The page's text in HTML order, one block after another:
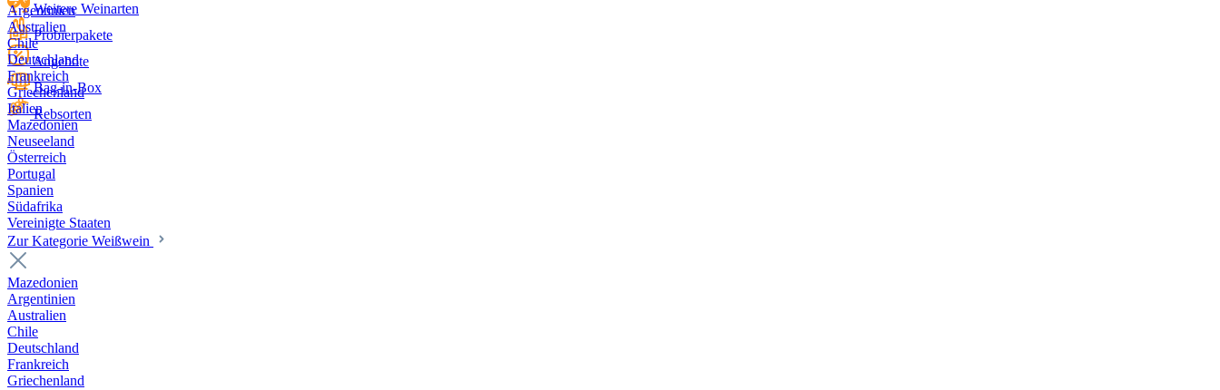
Weitere Weinarten
Probierpakete
Angebote
Bag-in-Box
Rebsorten
Argentinien
Australien
Chile
Deutschland
Frankreich
Griechenland
Italien
Mazedonien
Neuseeland
Österreich
Portugal
Spanien
Südafrika
Vereinigte Staaten
Zur Kategorie Weißwein
Mazedonien
Argentinien
Australien
Chile
Deutschland
Frankreich
Griechenland